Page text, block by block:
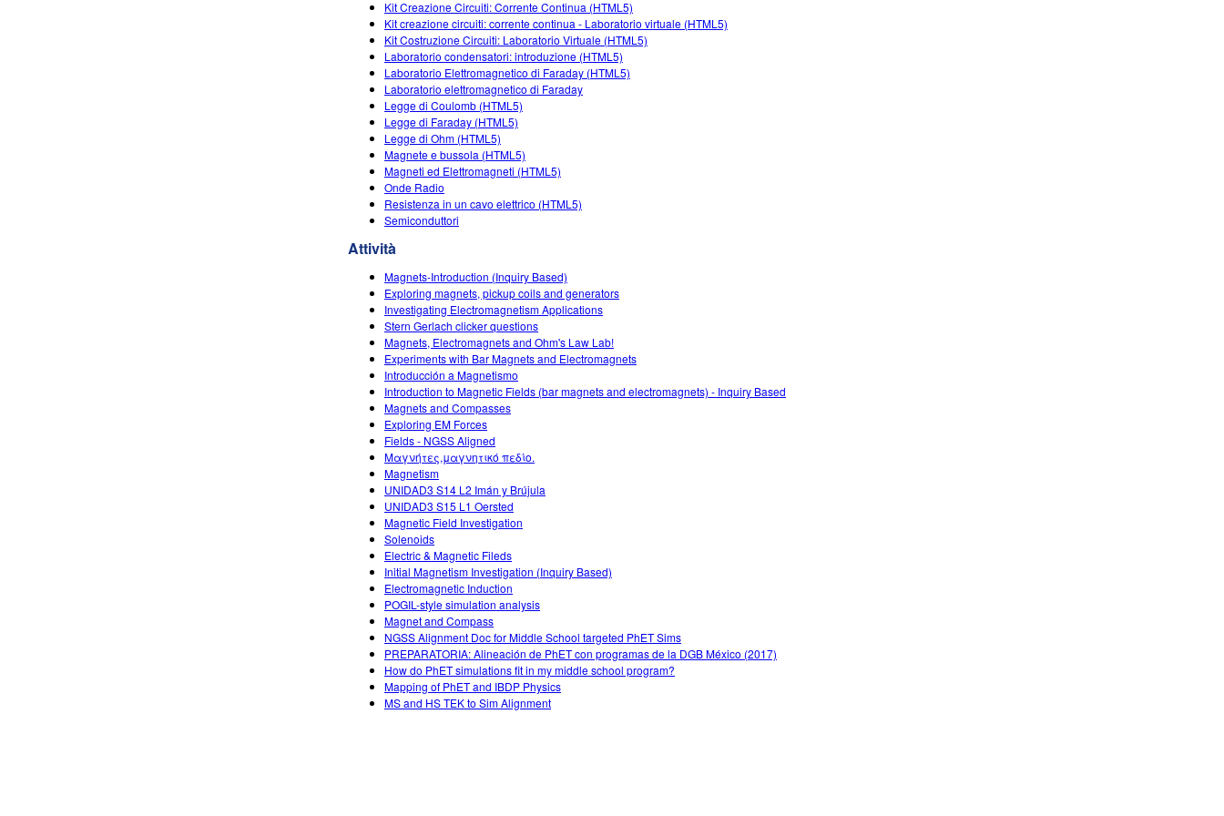
Kit Creazione Circuiti: Corrente Continua (HTML5)
Kit creazione circuiti: corrente continua - Laboratorio virtuale (HTML5)
Kit Costruzione Circuiti: Laboratorio Virtuale (HTML5)
Laboratorio condensatori: introduzione (HTML5)
Laboratorio Elettromagnetico di Faraday (HTML5)
Laboratorio elettromagnetico di Faraday
Legge di Coulomb (HTML5)
Legge di Faraday (HTML5)
Legge di Ohm (HTML5)
Magnete e bussola (HTML5)
Magneti ed Elettromagneti (HTML5)
Onde Radio
Resistenza in un cavo elettrico (HTML5)
Semiconduttori
Attività
Magnets-Introduction (Inquiry Based)
Exploring magnets, pickup coils and generators
Investigating Electromagnetism Applications
Stern Gerlach clicker questions
Magnets, Electromagnets and Ohm's Law Lab!
Experiments with Bar Magnets and Electromagnets
Introducción a Magnetismo
Introduction to Magnetic Fields (bar magnets and electromagnets) - Inquiry Based
Magnets and Compasses
Exploring EM Forces
Fields - NGSS Aligned
Μαγνήτες,μαγνητικό πεδίο.
Magnetism
UNIDAD3 S14 L2 Imán y Brújula
UNIDAD3 S15 L1 Oersted
Magnetic Field Investigation
Solenoids
Electric & Magnetic Fileds
Initial Magnetism Investigation (Inquiry Based)
Electromagnetic Induction
POGIL-style simulation analysis
Magnet and Compass
NGSS Alignment Doc for Middle School targeted PhET Sims
PREPARATORIA: Alineación de PhET con programas de la DGB México (2017)
How do PhET simulations fit in my middle school program?
Mapping of PhET and IBDP Physics
MS and HS TEK to Sim Alignment